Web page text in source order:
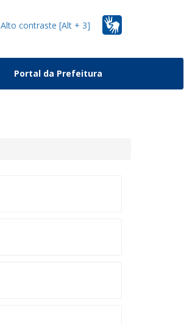
Alto contraste [Alt + 3]
Portal da Prefeitura